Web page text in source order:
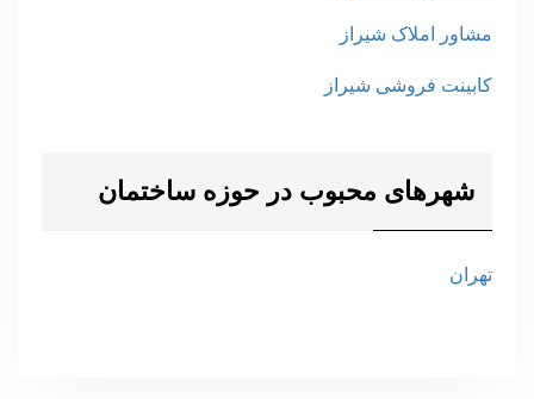
مشاور املاک شیراز
کابینت فروشی شیراز
شهرهای محبوب در حوزه ساختمان
تهران